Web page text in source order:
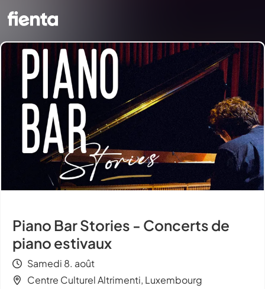
Piano Bar Stories - Concerts de
piano estivaux
Samedi 8. août
Centre Culturel Altrimenti, Luxembourg